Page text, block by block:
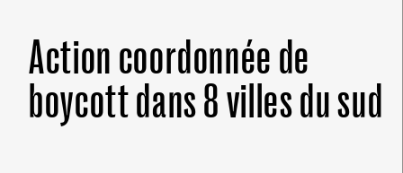
Action coordonnée de
boycott dans 8 villes du sud